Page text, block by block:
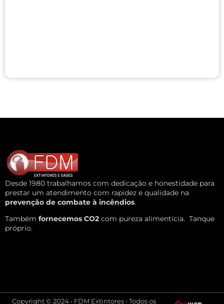
Desde 1980 trabalhamos com dedicação e honestidade para
prestar um atendimento com rapidez e qualidade na
prevenção de combate à incêndios.
Também fornecemos CO2 com pureza alimentícia. Tanque
próprio.
Copyright © 2024 • FDM Extintores • Todos os